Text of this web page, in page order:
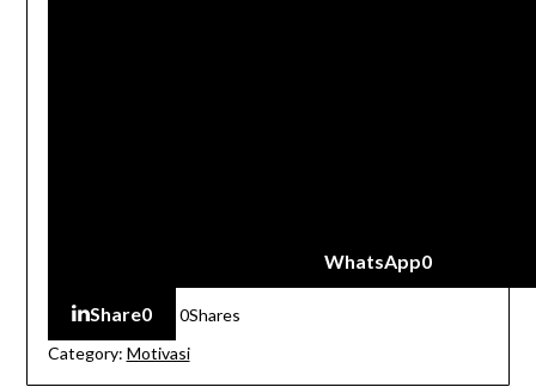
WhatsApp0
Share0 0Shares
Category: Motivasi